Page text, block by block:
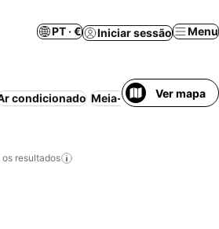
PT · € Iniciar sessão Menu
condicionado Meia-pensão Wi-fi
Ver mapa
resultados